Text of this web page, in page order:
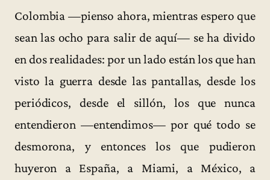
Colombia —pienso ahora, mientras espero que
sean las ocho para salir de aquí— se ha divido
en dos realidades: por un lado están los que han
visto la guerra desde las pantallas, desde los
periódicos, desde el sillón, los que nunca
entendieron —entendimos— por qué todo se
desmorona, y entonces los que pudieron
huyeron a España, a Miami, a México, a